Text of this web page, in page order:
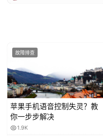
故障排查
苹果手机语音控制失灵？教
你一步步解决
1.9K